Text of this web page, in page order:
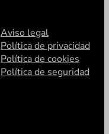
Aviso legal
Política de privacidad
Política de cookies
Política de seguridad